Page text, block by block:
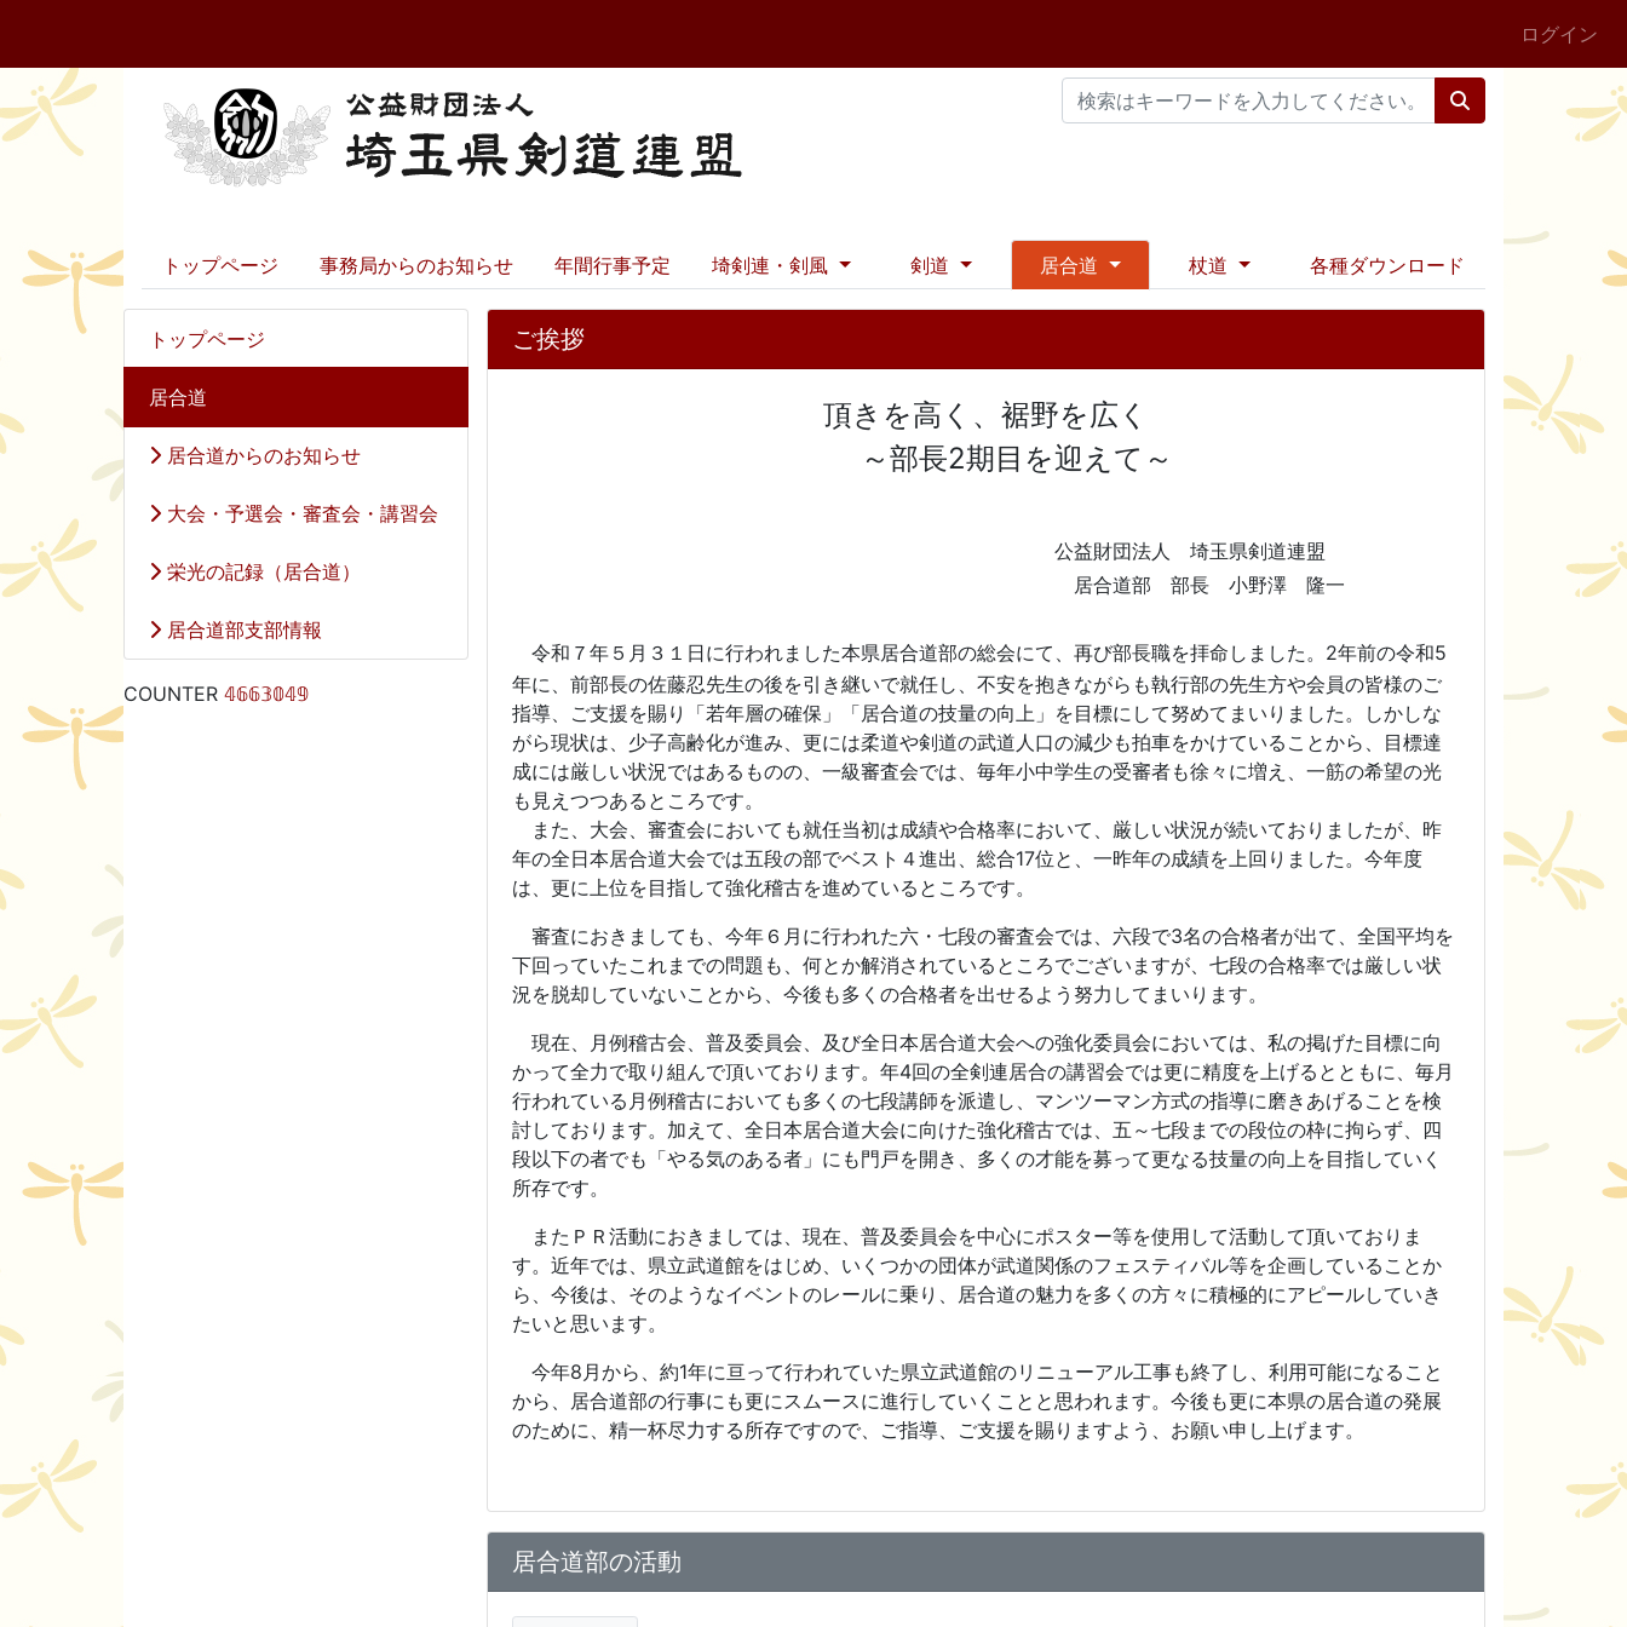
ログイン
トップページ 事務局からのお知らせ 年間行事予定 埼剣連・剣風 剣道 居合道 杖道 各種ダウンロード
トップページ
居合道
居合道からのお知らせ
大会・予選会・審査会・講習会
栄光の記録（居合道）
居合道部支部情報
COUNTER 𝟜𝟞𝟞𝟛𝟘𝟜𝟡
ご挨拶
頂きを高く、裾野を広く
～部長2期目を迎えて～
公益財団法人 埼玉県剣道連盟
居合道部 部長 小野澤 隆一
令和７年５月３１日に行われました本県居合道部の総会にて、再び部長職を拝命しました。 2年前の令和5
年に、前部長の佐藤忍先生の後を引き継いで就任し、不安を抱きながらも執行部の先生方や会員の皆様のご
指導、ご支援を賜り「若年層の確保」「居合道の技量の向上」を目標にして努めてまいりました。しかしな
がら現状は、少子高齢化が進み、更には柔道や剣道の武道人口の減少も拍車をかけていることから、目標達
成には厳しい状況ではあるものの、一級審査会では、毎年小中学生の受審者も徐々に増え、一筋の希望の光
も見えつつあるところです。
また、大会、審査会においても就任当初は成績や合格率において、厳しい状況が続いておりましたが、昨
年の全日本居合道大会では五段の部でベスト４進出、総合17位と、一昨年の成績を上回りました。今年度
は、更に上位を目指して強化稽古を進めているところです。
審査におきましても、今年６月に行われた六・七段の審査会では、六段で3名の合格者が出て、全国平均を
下回っていたこれまでの問題も、何とか解消されているところでございますが、七段の合格率では厳しい状
況を脱却していないことから、今後も多くの合格者を出せるよう努力してまいります。
現在、月例稽古会、普及委員会、及び全日本居合道大会への強化委員会においては、私の掲げた目標に向
かって全力で取り組んで頂いております。年4回の全剣連居合の講習会では更に精度を上げるとともに、毎月
行われている月例稽古においても多くの七段講師を派遣し、マンツーマン方式の指導に磨きあげることを検
討しております。加えて、全日本居合道大会に向けた強化稽古では、五～七段までの段位の枠に拘らず、四
段以下の者でも「やる気のある者」にも門戸を開き、多くの才能を募って更なる技量の向上を目指していく
所存です。
またＰＲ活動におきましては、現在、普及委員会を中心にポスター等を使用して活動して頂いておりま
す。近年では、県立武道館をはじめ、いくつかの団体が武道関係のフェスティバル等を企画していることか
ら、今後は、そのようなイベントのレールに乗り、居合道の魅力を多くの方々に積極的にアピールしていき
たいと思います。
今年8月から、約1年に亘って行われていた県立武道館のリニューアル工事も終了し、利用可能になること
から、居合道部の行事にも更にスムースに進行していくことと思われます。今後も更に本県の居合道の発展
のために、精一杯尽力する所存ですので、ご指導、ご支援を賜りますよう、お願い申し上げます。
居合道部の活動